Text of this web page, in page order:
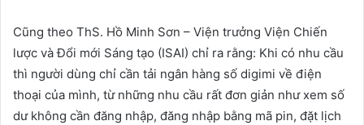
Cũng theo ThS. Hồ Minh Sơn – Viện trưởng Viện Chiến
lược và Đổi mới Sáng tạo (ISAI) chỉ ra rằng: Khi có nhu cầu
thì người dùng chỉ cần tải ngân hàng số digimi về điện
thoại của mình, từ những nhu cầu rất đơn giản như xem số
dư không cần đăng nhập, đăng nhập bằng mã pin, đặt lịch